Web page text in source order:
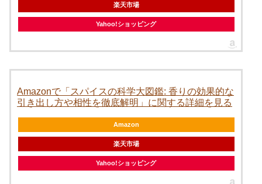
楽天市場
Yahoo!ショッピング
Amazonで「スパイスの科学大図鑑: 香りの効果的な
引き出し方や相性を徹底解明」に関する詳細を見る
Amazon
楽天市場
Yahoo!ショッピング